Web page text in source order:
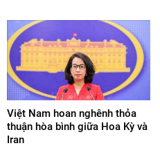
Việt Nam hoan nghênh thỏa
thuận hòa bình giữa Hoa Kỳ và
Iran